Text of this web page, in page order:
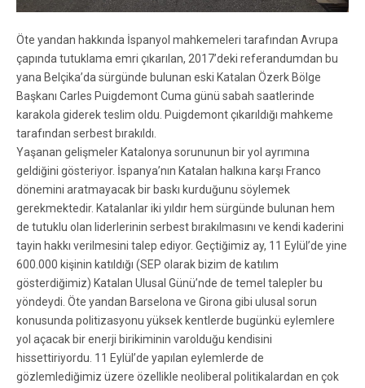
Öte yandan hakkında İspanyol mahkemeleri tarafından Avrupa
çapında tutuklama emri çıkarılan, 2017’deki referandumdan bu
yana Belçika’da sürgünde bulunan eski Katalan Özerk Bölge
Başkanı Carles Puigdemont Cuma günü sabah saatlerinde
karakola giderek teslim oldu. Puigdemont çıkarıldığı mahkeme
tarafından serbest bırakıldı.
Yaşanan gelişmeler Katalonya sorununun bir yol ayrımına
geldiğini gösteriyor. İspanya’nın Katalan halkına karşı Franco
dönemini aratmayacak bir baskı kurduğunu söylemek
gerekmektedir. Katalanlar iki yıldır hem sürgünde bulunan hem
de tutuklu olan liderlerinin serbest bırakılmasını ve kendi kaderini
tayin hakkı verilmesini talep ediyor. Geçtiğimiz ay, 11 Eylül’de yine
600.000 kişinin katıldığı (SEP olarak bizim de katılım
gösterdiğimiz) Katalan Ulusal Günü’nde de temel talepler bu
yöndeydi. Öte yandan Barselona ve Girona gibi ulusal sorun
konusunda politizasyonu yüksek kentlerde bugünkü eylemlere
yol açacak bir enerji birikiminin varolduğu kendisini
hissettiriyordu. 11 Eylül’de yapılan eylemlerde de
gözlemlediğimiz üzere özellikle neoliberal politikalardan en çok